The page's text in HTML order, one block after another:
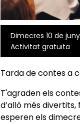
Dimecres 10 de
Activitat gratuïta
Tarda de contes a
T'agraden els
d’allò més
esperen els